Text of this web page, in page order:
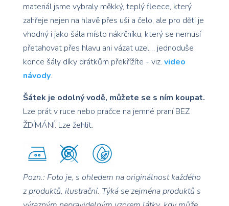
materiál jsme vybraly měkký, teplý fleece, který
zahřeje nejen na hlavě přes uši a čelo, ale pro děti je
vhodný i jako šála místo nákrčníku, který se nemusí
přetahovat přes hlavu ani vázat uzel… jednoduše
konce šály díky drátkům překřížíte - viz. video
návody.
Šátek je odolný vodě, můžete se s ním koupat.
Lze prát v ruce nebo pračce na jemné praní BEZ
ŽDÍMÁNÍ. Lze žehlit.
Pozn.: Foto je, s ohledem na originálnost každého
z produktů, ilustrační. Týká se zejména produktů s